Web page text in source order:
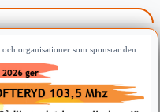
organisationer som sponsrar den